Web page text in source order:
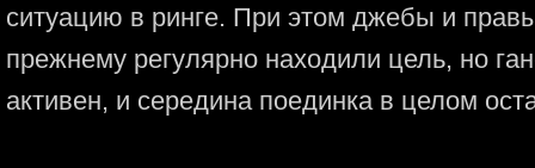
ситуацию в ринге. При этом джебы и
прежнему регулярно находили цель, но
активен, и середина поединка в целом